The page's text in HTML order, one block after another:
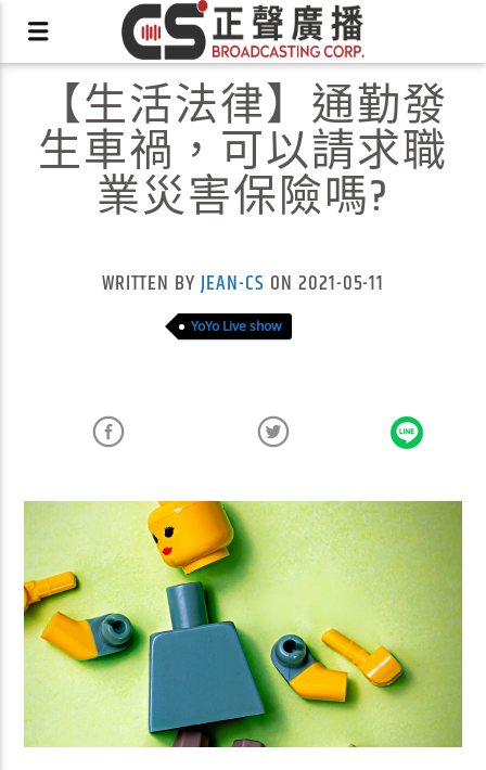
【生活法律】通勤發
生車禍，可以請求職
業災害保險嗎?
WRITTEN BYJEAN-CS ON 2021-05-11
YoYo Live show